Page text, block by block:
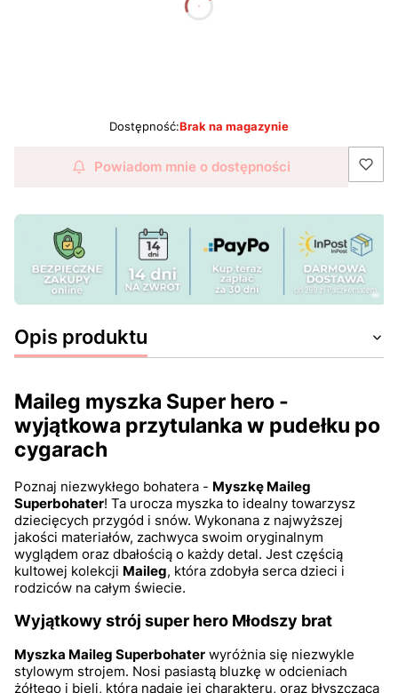
godziny
Dostępność:Brak na magazynie
Powiadom mnie o dostępności
Opis produktu
Maileg myszka Super hero -
wyjątkowa przytulanka w pudełku po
cygarach
Poznaj niezwykłego bohatera - Myszkę Maileg
Superbohater! Ta urocza myszka to idealny towarzysz
dziecięcych przygód i snów. Wykonana z najwyższej
jakości materiałów, zachwyca swoim oryginalnym
wyglądem oraz dbałością o każdy detal. Jest częścią
kultowej kolekcji Maileg, która zdobyła serca dzieci i
rodziców na całym świecie.
Wyjątkowy strój super hero Młodszy brat
Myszka Maileg Superbohater wyróżnia się niezwykle
stylowym strojem. Nosi pasiastą bluzkę w odcieniach
żółtego i bieli, która nadaje jej charakteru, oraz błyszczącą